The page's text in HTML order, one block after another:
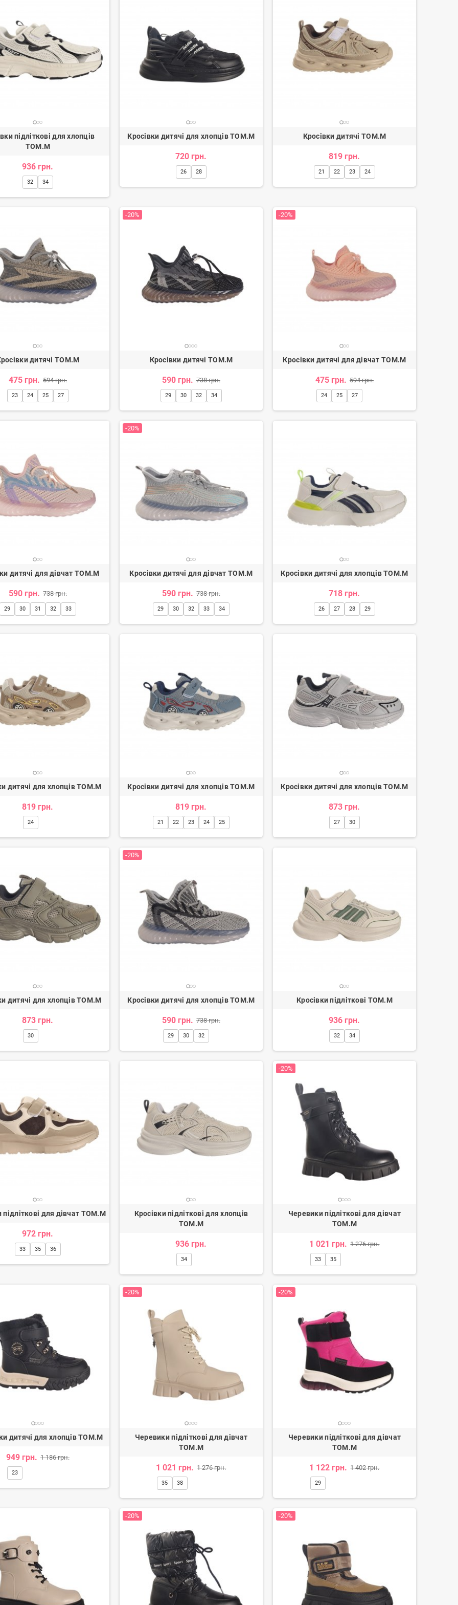
жіночі
2 600 грн. -20%
Туфлі жіночі
3 080 грн.
Черевики ковбойки жіночі
4 170 грн.
жіночі
1 114 грн. 1 134 грн. -20% 891 грн.
підліткові для хлопців
TOM.M
936 грн.
32 34
Кросівки дитячі для хлопців TOM.M
720 грн.
26 28
Кросівки дитячі TOM.M
819 грн.
21 22 23 24
дитячі TOM.M
475 грн. 594 грн.
23 24 25 27
-20%
Кросівки дитячі TOM.M
590 грн. 738 грн.
29 30 32 34
-20%
Кросівки дитячі для дівчат TOM.M
475 грн. 594 грн.
24 25 27
дитячі для дівчат TOM.M
590 грн. 738 грн.
29 30 31 32 33
-20%
Кросівки дитячі для дівчат TOM.M
590 грн. 738 грн.
29 30 32 33 34
Кросівки дитячі для хлопців TOM.M
718 грн.
26 27 28 29
дитячі для хлопців TOM.M
819 грн.
24
Кросівки дитячі для хлопців TOM.M
819 грн.
21 22 23 24 25
Кросівки дитячі для хлопців TOM.M
873 грн.
27 30
дитячі для хлопців TOM.M
873 грн.
30
-20%
Кросівки дитячі для хлопців TOM.M
590 грн. 738 грн.
29 30 32
Кросівки підліткові TOM.M
936 грн.
32 34
підліткові для дівчат TOM.M
972 грн.
33 35 36
Кросівки підліткові для хлопців
TOM.M
936 грн.
34
-20%
Черевики підліткові для дівчат
TOM.M
1 021 грн. 1 276 грн.
33 35
дитячі для хлопців TOM.M
949 грн. 1 186 грн.
23
-20%
Черевики підліткові для дівчат
TOM.M
1 021 грн. 1 276 грн.
35 38
-20%
Черевики підліткові для дівчат
TOM.M
1 122 грн. 1 402 грн.
29
-20% -20%